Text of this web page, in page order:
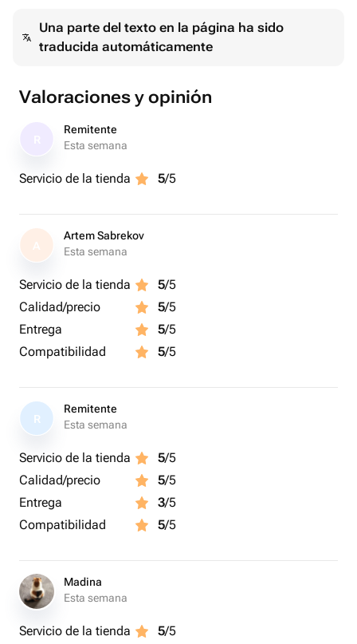
для близких и друзей. Это креативный способ
поздравить человека с праздником и подарить ему
Так что не стесняйтесь использовать воздушные шары
для создания атмосферы веселья и праздника!
Una parte del texto en la página ha sido
traducida automáticamente
Valoraciones y opinión
Remitente
Esta semana
Servicio de la tienda 5/5
A
Artem Sabrekov
Esta semana
Servicio de la tienda 5/5
Calidad/precio
5/5
Entrega
5/5
Compatibilidad
5/5
R
Remitente
Esta semana
Servicio de la tienda 5/5
Calidad/precio
5/5
Entrega
3/5
Compatibilidad
5/5
Madina
Esta semana
Servicio de la tienda 5/5